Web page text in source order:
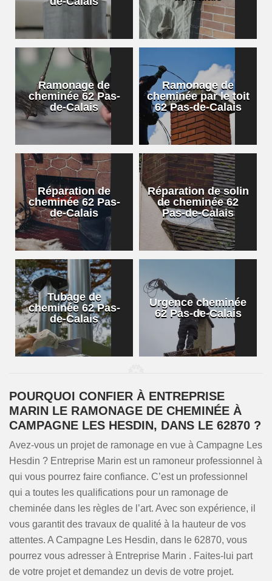
Ramonage de
cheminée 62 Pas-
de-Calais
Ramonage de
cheminée par le toit
62 Pas-de-Calais
Réparation de
cheminée 62 Pas-
de-Calais
Réparation de solin
de cheminée 62
Pas-de-Calais
Tubage de
cheminée 62 Pas-
de-Calais
Urgence cheminée
62 Pas-de-Calais
POURQUOI CONFIER À ENTREPRISE
MARIN LE RAMONAGE DE CHEMINÉE À
CAMPAGNE LES HESDIN, DANS LE 62870 ?
Avez-vous un projet de ramonage en vue à Campagne Les
Hesdin ? Entreprise Marin est un ramoneur professionnel à
qui vous pourrez faire confiance. C’est un professionnel
qui a toutes les qualifications pour un ramonage de
cheminée dans les règles de l’art. Avec son expérience, il
vous garantit des travaux de qualité à la hauteur de vos
attentes. A Campagne Les Hesdin, dans le 62870, vous
pourrez vous adresser à Entreprise Marin . Faites-lui part
de votre projet et demandez un devis de votre projet.